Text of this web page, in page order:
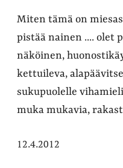
Miten tämä on
pistää nainen .... olet
näköinen,
kettuileva,
sukupuolelle
muka mukavia,
12.4.2012